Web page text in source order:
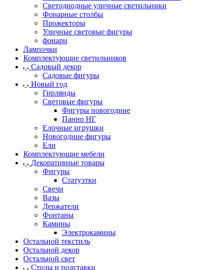
Светодиодные уличные светильники
Фонарные столбы
Прожекторы
Уличные световые фигуры
фонари
Лампочки
Комплектующие светильников
Садовый декор
Садовые фигуры
Новый год
Гирлянды
Световые фигуры
Фигуры новогодние
Панно НГ
Елочные игрушки
Новогодние фигуры
Ели
Комплектующие мебели
Декоративные товары
Фигуры
Статуэтки
Свечи
Вазы
Держатели
Фонтаны
Камины
Электрокамины
Остальной текстиль
Остальной декор
Остальной свет
Столы и подставки